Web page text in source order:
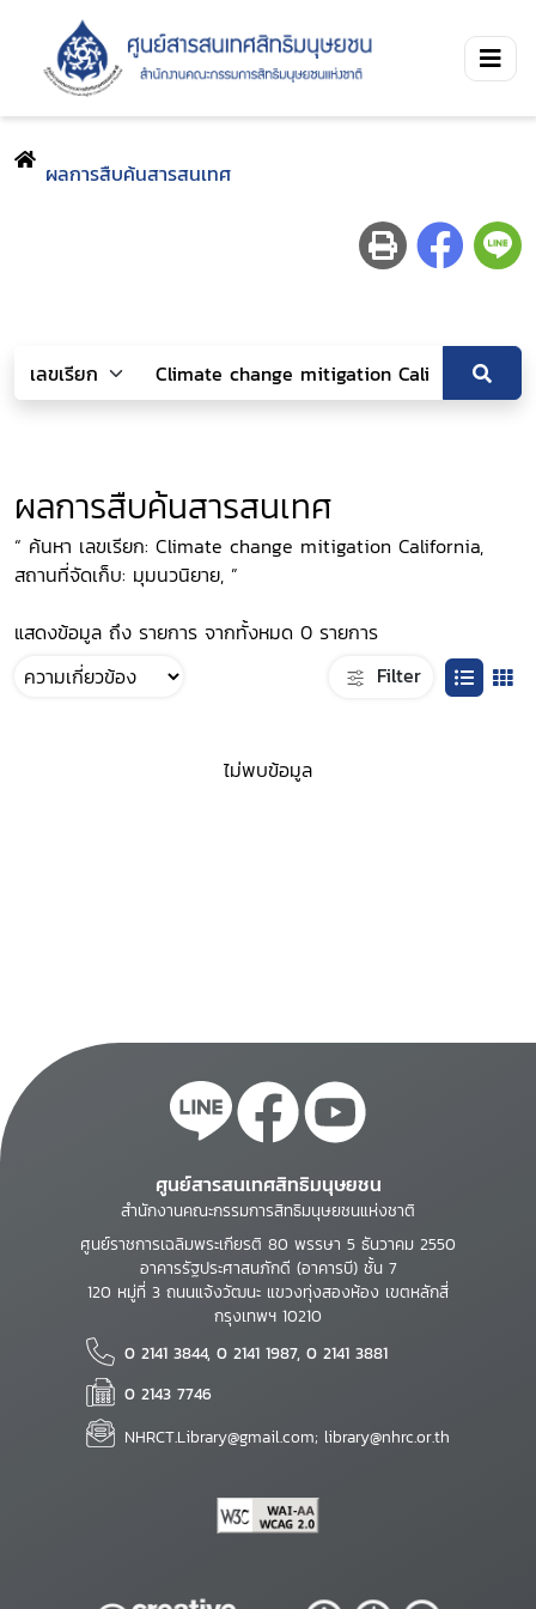
ผลการสืบค้นสารสนเทศ
ผลการสืบค้นสารสนเทศ
“ ค้นหา เลขเรียก: Climate change mitigation California,
สถานที่จัดเก็บ: มุมนวนิยาย, ”
แสดงข้อมูล ถึง รายการ จากทั้งหมด 0 รายการ
Filter
ไม่พบข้อมูล
ศูนย์สารสนเทศสิทธิมนุษยชน
สำนักงานคณะกรรมการสิทธิมนุษยชนแห่งชาติ
ศูนย์ราชการเฉลิมพระเกียรติ 80 พรรษา 5 ธันวาคม 2550
อาคารรัฐประศาสนภักดี (อาคารบี) ชั้น 7
120 หมู่ที่ 3 ถนนแจ้งวัฒนะ แขวงทุ่งสองห้อง เขตหลักสี่
กรุงเทพฯ 10210
0 2141 3844, 0 2141 1987, 0 2141 3881
0 2143 7746
NHRCT.Library@gmail.com; library@nhrc.or.th